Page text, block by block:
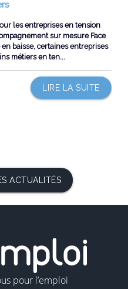
les entreprises en tension
sur mesure Face
baisse, certaines entreprises
métiers en ten...
LIRE LA SUITE
ACTUALITÉS